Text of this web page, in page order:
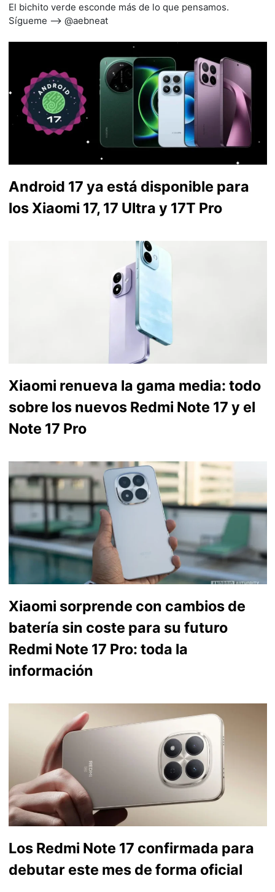
El bichito verde esconde más de lo que pensamos.
Sígueme --> @aebneat
Android 17 ya está disponible para
los Xiaomi 17, 17 Ultra y 17T Pro
Xiaomi renueva la gama media: todo
sobre los nuevos Redmi Note 17 y el
Note 17 Pro
Xiaomi sorprende con cambios de
batería sin coste para su futuro
Redmi Note 17 Pro: toda la
información
Los Redmi Note 17 confirmada para
debutar este mes de forma oficial